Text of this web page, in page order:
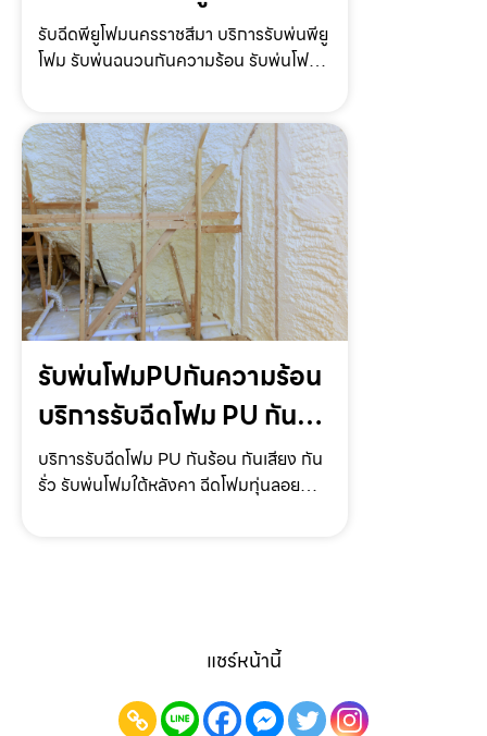
ฉนวนกันความร้อน รับพ่น
โฟมหลังคา ราคาถูก
รับฉีดพียูโฟมนครราชสีมา บริการรับพ่นพียู
โฟม รับพ่นฉนวนกันความร้อน รับพ่นโฟม
นครราชสีมา ให้บริการโดย รับฉีดโฟม.com
ผู้ให้บริการรับพ่…
รับพ่นโฟมPUกันความร้อน
บริการรับฉีดโฟม PU กัน
ร้อน กันเสียง กันรั่ว แบบ
ครบวงจร
บริการรับฉีดโฟม PU กันร้อน กันเสียง กัน
รั่ว รับพ่นโฟมใต้หลังคา ฉีดโฟมทุ่นลอยน้ำ
แชร์หน้านี้